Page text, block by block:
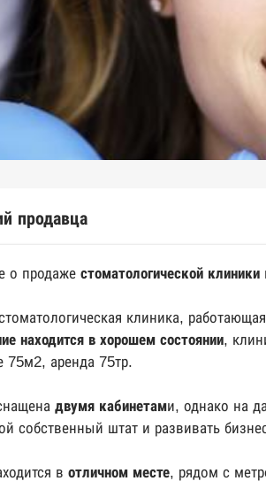
продавца
о продаже стоматологической клиники
клиника, работающая
находится в хорошем состоянии,
75м2, аренда 75тр.
двумя кабинетами, однако на
собственный штат и развивать
в отличном месте, рядом с